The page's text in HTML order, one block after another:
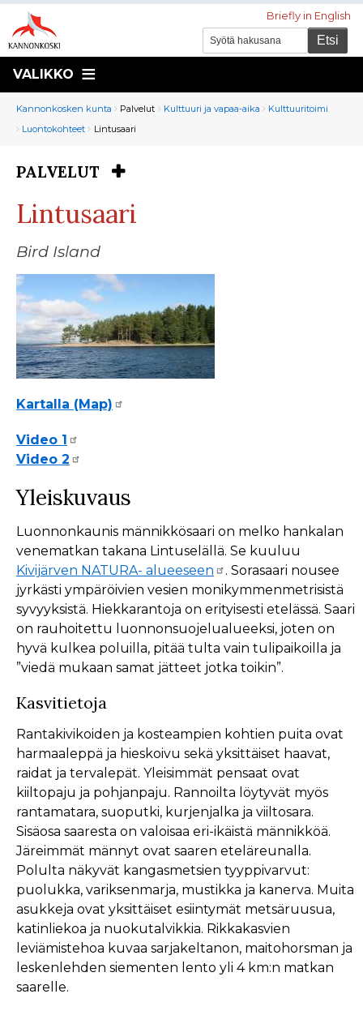
Briefly in English
VALIKKO
Murupolku
You
are
Kannonkosken kunta Palvelut Kulttuuri ja vapaa-aika
Kulttuuritoimi
Luontokohteet
Lintusaari
You
here:
PALVELUT
Lintusaari
Bird Island
Kartalla (Map)
Video 1
Video 2
Yleiskuvaus
Luonnonkaunis männikkösaari on melko hankalan
venematkan takana Lintuselällä. Se kuuluu
Kivijärven NATURA- alueeseen
. Sorasaari nousee
jyrkästi ympäröivien vesien monikymmenmetrisistä
syvyyksistä. Hiekkarantoja on erityisesti etelässä. Saari
on rauhoitettu luonnonsuojelualueeksi, joten on
hyvä kulkea poluilla, pitää tulta vain tulipaikoilla ja
”viedä mukaan samat jätteet jotka toikin”.
Kasvitietoja
Rantakivikoiden ja kosteampien kohtien puita ovat
harmaaleppä ja hieskoivu sekä yksittäiset haavat,
raidat ja tervalepät. Yleisimmät pensaat ovat
kiiltopaju ja pohjanpaju. Rannoilta löytyvät myös
rantamatara, suoputki, kurjenjalka ja viiltosara.
Sisäosa saaresta on valoisaa eri-ikäistä männikköä.
Järeimmät männyt ovat saaren eteläreunalla.
Polulta näkyvät kangasmetsien tyyppivarvut:
puolukka, variksenmarja, mustikka ja kanerva. Muita
asukkeja ovat yksittäiset esiintymät metsäruusua,
katinliekoa ja nuokutalvikkia. Rikkakasvien
leviämistehoa kuvaa sarjakeltanon, maitohorsman ja
leskenlehden siementen lento yli 4 km:n matkan
saarelle.